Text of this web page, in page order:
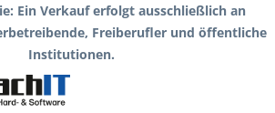
Ein Verkauf erfolgt ausschließlich an
Freiberufler und öffentliche
Institutionen.